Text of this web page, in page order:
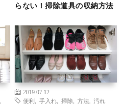
らない！掃除道具の収納方法
2019.07.12
便利
手入れ 掃除 方法 汚れ